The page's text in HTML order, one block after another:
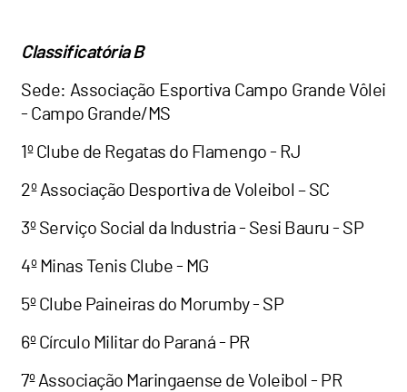
Classificatória B
Sede: Associação Esportiva Campo Grande Vôlei
- Campo Grande/MS
1º Clube de Regatas do Flamengo - RJ
2º Associação Desportiva de Voleibol – SC
3º Serviço Social da Industria - Sesi Bauru - SP
4º Minas Tenis Clube - MG
5º Clube Paineiras do Morumby - SP
6º Círculo Militar do Paraná - PR
7º Associação Maringaense de Voleibol - PR